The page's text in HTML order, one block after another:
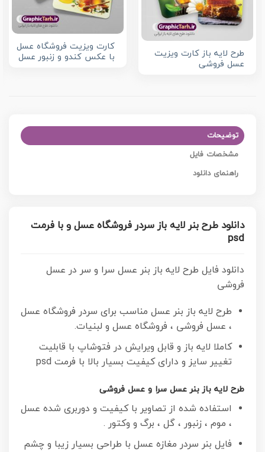
طرح لایه باز کارت ویزیت
عسل فروشی
کارت ویزیت فروشگاه عسل
با عکس کندو و زنبور عسل
توضیحات
مشخصات فایل
راهنمای دانلود
دانلود طرح بنر لایه باز سردر فروشگاه عسل و با فرمت
psd
دانلود فایل طرح لایه باز بنر عسل سرا و سر در عسل
فروشی
طرح لایه باز بنر عسل مناسب برای سردر فروشگاه عسل
، عسل فروشی ، فروشگاه عسل و لبنیات.
کاملا لایه باز و قابل ویرایش در فتوشاپ با قابلیت
تغییر سایز و دارای کیفیت بسیار بالا با فرمت psd
طرح لایه باز بنر عسل سرا و عسل فروشی
استفاده شده از تصاویر با کیفیت و دوربری شده عسل
، موم ، زنبور ، گل ، برگ و وکتور .
فایل بنر سردر مغازه عسل با طراحی بسیار زیبا و چشم